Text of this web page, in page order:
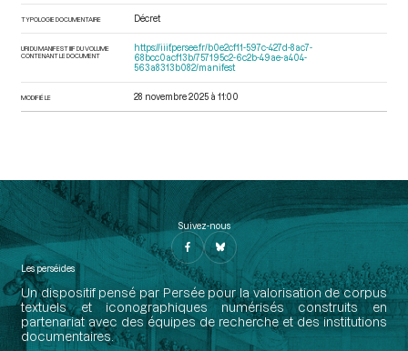
TYPOLOGIE DOCUMENTAIRE Décret
URI DU MANIFEST IIIF DU VOLUME
CONTENANT LE DOCUMENT
https://iiif.persee.fr/b0e2cf11-597c-427d-8ac7-
68bcc0acf13b/757195c2-6c2b-49ae-a404-
563a8313b082/manifest
MODIFIÉ LE 28 novembre 2025 à 11:00
Suivez-nous
Les perséides
Un dispositif pensé par Persée pour la valorisation de corpus
textuels et iconographiques numérisés construits en
partenariat avec des équipes de recherche et des institutions
documentaires.